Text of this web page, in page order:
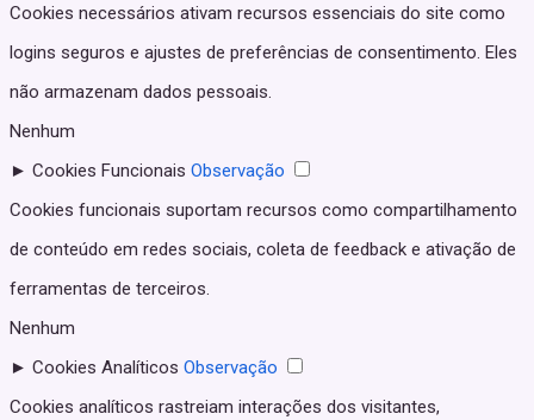
Cookies necessários ativam recursos essenciais do site como
logins seguros e ajustes de preferências de consentimento. Eles
não armazenam dados pessoais.
Nenhum
► Cookies Funcionais Observação
Cookies funcionais suportam recursos como compartilhamento
de conteúdo em redes sociais, coleta de feedback e ativação de
ferramentas de terceiros.
Nenhum
► Cookies Analíticos Observação
Cookies analíticos rastreiam interações dos visitantes,